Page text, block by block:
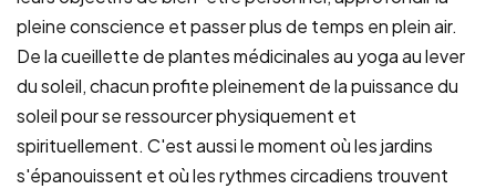
pleine conscience et passer plus de temps en plein air.
De la cueillette de plantes médicinales au yoga au lever
du soleil, chacun profite pleinement de la puissance du
soleil pour se ressourcer physiquement et
spirituellement. C'est aussi le moment où les jardins
s'épanouissent et où les rythmes circadiens trouvent